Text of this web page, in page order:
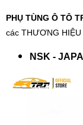
PHỤ TÙNG Ô TÔ
các THƯƠNG HIỆU
NSK -